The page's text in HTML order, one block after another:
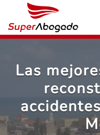
Las